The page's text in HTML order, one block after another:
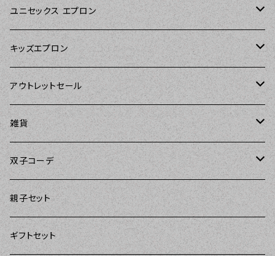
Sierra Rose（シエラローズ）
Tarantinalovers（タランティーナ ラバーズ）
The Sunday Girl（ザサンデーガール）
Carolyn's Kitchen（キャロリンズキッチン）
Sugar baby aprons（シュガーベイビー）
DII（ディーアイアイ）
MOZI（モジ）
Sierra Rose（シエラローズ）
ユニセックス エプロン
DII（ディーアイアイ）
Sierra Rose（シエラローズ）
amorico（アモリコ）
キッズエプロン
Sierra Rose（シエラローズ）
The Sunday Girl（ザサンデーガール）
ASD Living（エーエスディーリビング）
Kitsch'n Glam（キッチングラム）
DII（ディーアイアイ）
アウトレットセール
エプロン
Kitsch'n Glam（キッチングラム）
Sierra Rose（シエラローズ）
DII（ディーアイアイ）
雑貨
amorico（アモリコ）
雑貨
amorico（アモリコ）
The Sunday Girl（ザサンデーガール）
DII（ディーアイアイ）
双子コーデ
The Sunday Girl（サンデーガール）
親子セット
ギフトセット